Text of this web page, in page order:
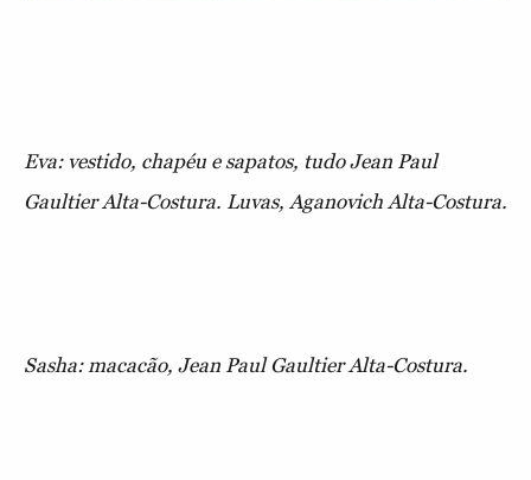
Eva: vestido, chapéu e sapatos, tudo Jean Paul
Gaultier Alta-Costura. Luvas, Aganovich Alta-Costura.
Sasha: macacão, Jean Paul Gaultier Alta-Costura.